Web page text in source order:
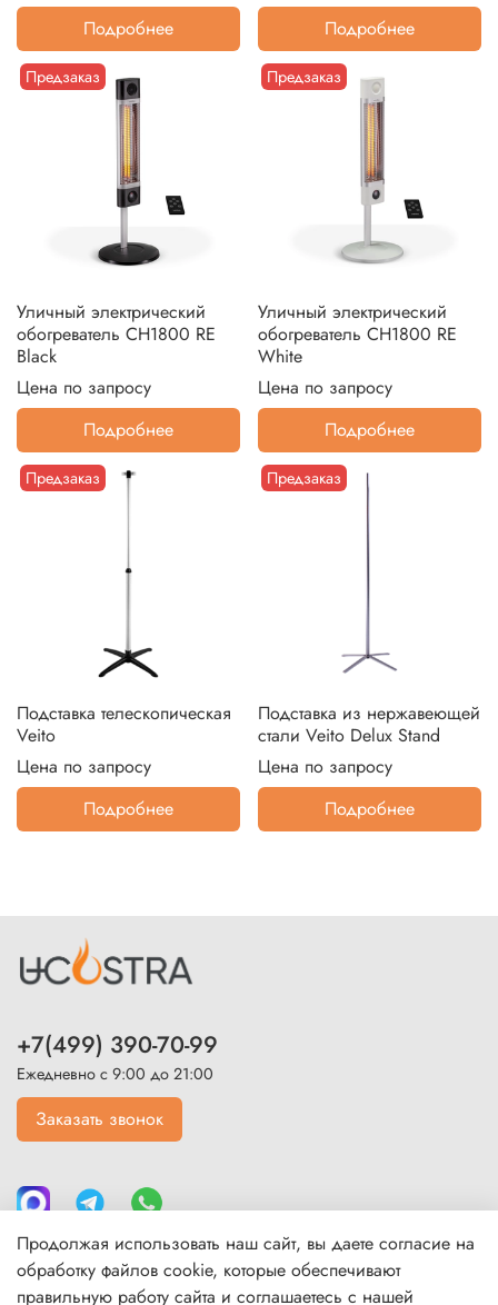
Подробнее
Подробнее
Предзаказ
Уличный электрический
обогреватель CH1800 RE
Black
Цена по запросу
Подробнее
Предзаказ
Уличный электрический
обогреватель CH1800 RE
White
Цена по запросу
Подробнее
Предзаказ
Подставка телескопическая
Veito
Цена по запросу
Подробнее
Предзаказ
Подставка из нержавеющей
стали Veito Delux Stand
Цена по запросу
Подробнее
+7(499) 390-70-99
Ежедневно с 9:00 до 21:00
Заказать звонок
Продолжая использовать наш сайт, вы даете согласие на
обработку файлов cookie, которые обеспечивают
правильную работу сайта и соглашаетесь с нашей